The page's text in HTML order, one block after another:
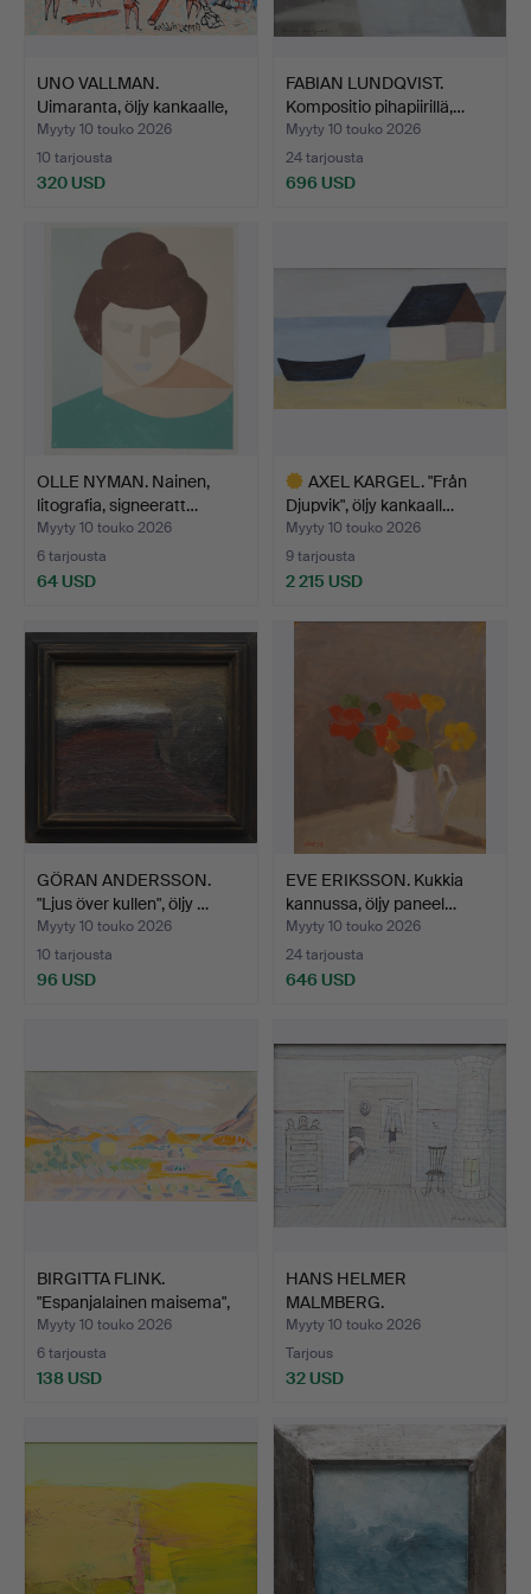
UNO VALLMAN.
Uimaranta, öljy kankaalle,
si…
Myyty 10 touko 2026
10 tarjousta
320 USD
FABIAN LUNDQVIST.
Kompositio pihapiirillä,…
Myyty 10 touko 2026
24 tarjousta
696 USD
OLLE NYMAN. Nainen,
litografia, signeeratt…
Myyty 10 touko 2026
6 tarjousta
64 USD
AXEL KARGEL. "Från
Djupvik", öljy kankaall…
Myyty 10 touko 2026
9 tarjousta
2 215 USD
GÖRAN ANDERSSON.
"Ljus över kullen", öljy …
Myyty 10 touko 2026
10 tarjousta
96 USD
EVE ERIKSSON. Kukkia
kannussa, öljy paneel…
Myyty 10 touko 2026
24 tarjousta
646 USD
BIRGITTA FLINK.
"Espanjalainen maisema",
ö…
Myyty 10 touko 2026
6 tarjousta
138 USD
HANS HELMER
MALMBERG.
"Sommarlovets första…
Myyty 10 touko 2026
Tarjous
32 USD